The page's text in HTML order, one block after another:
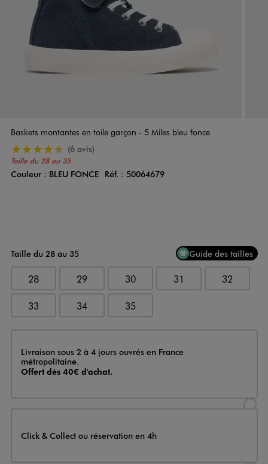
Baskets montantes en toile garçon - 5 Miles bleu fonce
Taille du 28 au 35
4.5/5 de moyenne
(6 avis)
Couleur
Couleur : BLEU FONCE Réf. : 50064679
Taille du 28 au 35 Guide des tailles
28 29 30 31 32
33 34 35
Livraison
Livraison sous 2 à 4 jours ouvrés en France
métropolitaine.
Offert dès 40€ d'achat.
Click & Collect ou réservation en 4h